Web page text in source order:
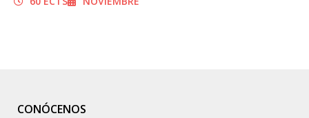
CONÓCENOS